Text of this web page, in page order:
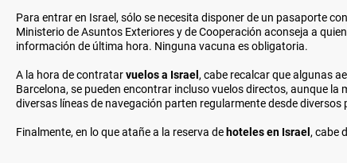
Para entrar en Israel, sólo se necesita disponer de un pasaporte
Ministerio de Asuntos Exteriores y de Cooperación aconseja a
información de última hora. Ninguna vacuna es obligatoria.
A la hora de contratarvuelos a Israel , cabe recalcar que algunas
Barcelona, se pueden encontrar incluso vuelos directos, aunque
diversas líneas de navegación parten regularmente desde
Finalmente, en lo que atañe a la reserva de hoteles en Israel , cabe